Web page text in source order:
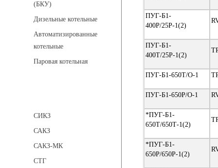
(БКУ)
Дизельные котельные
Автоматизированные
котельные
Паровая котельная
СИКЗ
САКЗ
САКЗ-МК
СТГ
ПУГ-Б1-
400Р/25Р-1(2)
ПУГ-Б1-
400Т/25Р-1(2)
ПУГ-Б1-650Т/О-1
ПУГ-Б1-650Р/О-1
*ПУГ-Б1-
650Т/650Т-1(2)
*ПУГ-Б1-
650Р/650Р-1(2)